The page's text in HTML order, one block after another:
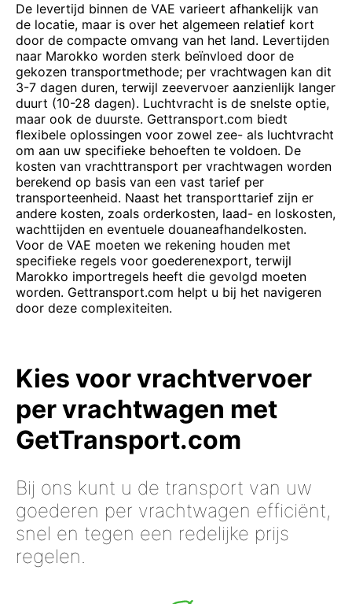
De levertijd binnen de VAE varieert afhankelijk van
de locatie, maar is over het algemeen relatief kort
door de compacte omvang van het land. Levertijden
naar Marokko worden sterk beïnvloed door de
gekozen transportmethode; per vrachtwagen kan dit
3-7 dagen duren, terwijl zeevervoer aanzienlijk langer
duurt (10-28 dagen). Luchtvracht is de snelste optie,
maar ook de duurste. Gettransport.com biedt
flexibele oplossingen voor zowel zee- als luchtvracht
om aan uw specifieke behoeften te voldoen. De
kosten van vrachttransport per vrachtwagen worden
berekend op basis van een vast tarief per
transporteenheid. Naast het transporttarief zijn er
andere kosten, zoals orderkosten, laad- en loskosten,
wachttijden en eventuele douaneafhandelkosten.
Voor de VAE moeten we rekening houden met
specifieke regels voor goederenexport, terwijl
Marokko importregels heeft die gevolgd moeten
worden. Gettransport.com helpt u bij het navigeren
door deze complexiteiten.
Kies voor vrachtvervoer
per vrachtwagen met
GetTransport.com
Bij ons kunt u de transport van uw
goederen per vrachtwagen efficiënt,
snel en tegen een redelijke prijs
regelen.